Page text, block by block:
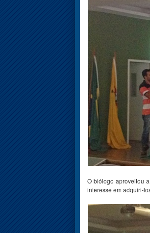
O biólogo aproveitou
interesse em adquiri-